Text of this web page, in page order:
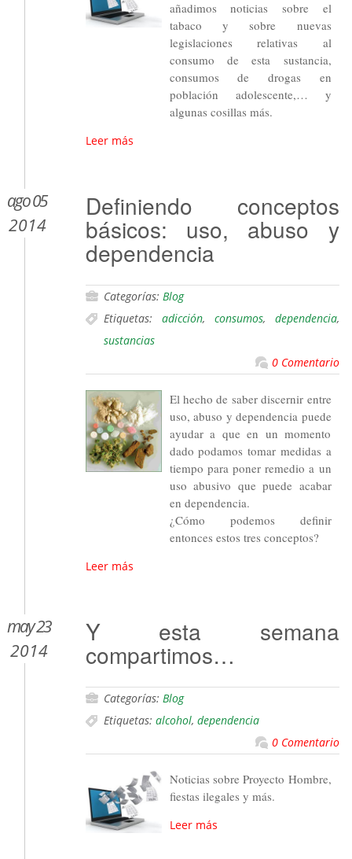
añadimos noticias sobre el
tabaco y sobre nuevas
legislaciones relativas al
consumo de esta sustancia,
consumos de drogas en
población adolescente,… y
algunas cosillas más.
Leer más
ago 05
2014
Definiendo conceptos
básicos: uso, abuso y
dependencia
Categorías: Blog
Etiquetas: adicción, consumos, dependencia,
sustancias
0 Comentario
El hecho de saber discernir entre
uso, abuso y dependencia puede
ayudar a que en un momento
dado podamos tomar medidas a
tiempo para poner remedio a un
uso abusivo que puede acabar
en dependencia.
¿Cómo podemos definir
entonces estos tres conceptos?
Leer más
may 23
2014
Y esta semana
compartimos…
Categorías: Blog
Etiquetas: alcohol, dependencia
0 Comentario
Noticias sobre Proyecto Hombre,
fiestas ilegales y más.
Leer más